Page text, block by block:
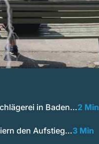
in Baden…2 Min
den Aufstieg…3 Min